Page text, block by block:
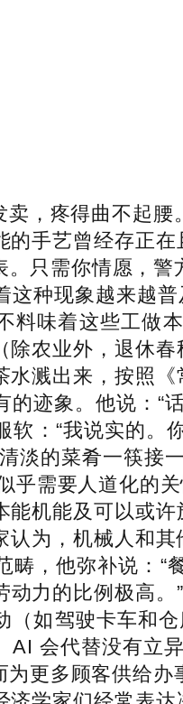
疼得曲不起腰
的手艺曾经存正
只需你情愿，
种现象越来越
料味着这些工做
除农业外，退休
水溅出来，按照
迹象。他说：“
软：“我说实的。
淡的菜肴一筷接
乎需要人道化的
机能及可以或
为，机械人和
畴，他弥补说：
力的比例极高
（如驾驶卡车和
会代替没有立
更多顾客供给